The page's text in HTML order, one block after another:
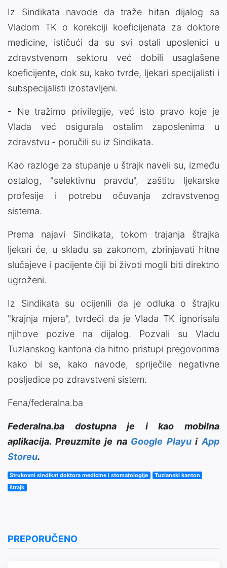
Iz Sindikata navode da traže hitan dijalog sa
Vladom TK o korekciji koeficijenata za doktore
medicine, ističući da su svi ostali uposlenici u
zdravstvenom sektoru već dobili usaglašene
koeficijente, dok su, kako tvrde, ljekari specijalisti i
subspecijalisti izostavljeni.
- Ne tražimo privilegije, već isto pravo koje je
Vlada već osigurala ostalim zaposlenima u
zdravstvu - poručili su iz Sindikata.
Kao razloge za stupanje u štrajk naveli su, između
ostalog, "selektivnu pravdu", zaštitu ljekarske
profesije i potrebu očuvanja zdravstvenog
sistema.
Prema najavi Sindikata, tokom trajanja štrajka
ljekari će, u skladu sa zakonom, zbrinjavati hitne
slučajeve i pacijente čiji bi životi mogli biti direktno
ugroženi.
Iz Sindikata su ocijenili da je odluka o štrajku
"krajnja mjera", tvrdeći da je Vlada TK ignorisala
njihove pozive na dijalog. Pozvali su Vladu
Tuzlanskog kantona da hitno pristupi pregovorima
kako bi se, kako navode, spriječile negativne
posljedice po zdravstveni sistem.
Fena/federalna.ba
Federalna.ba dostupna je i kao mobilna
aplikacija. Preuzmite je na Google PlayuiApp
Storeu.
Strukovni sindikat doktora medicine i stomatologije
Tuzlanski kanton
štrajk
PREPORUČENO